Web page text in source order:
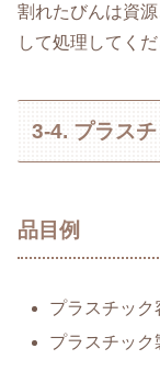
割れたびんは資
して処理してくだ
3-4. プラスチ
品目例
プラスチック
プラスチック